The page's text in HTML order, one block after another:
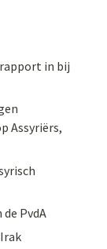
in bij
Assyriërs,
PvdA